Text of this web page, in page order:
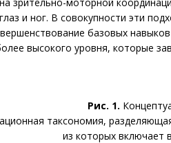
и ног. В совокупности эти
базовых
высокого уровня, которые
Рис. 1.
таксономия,
из которых включает